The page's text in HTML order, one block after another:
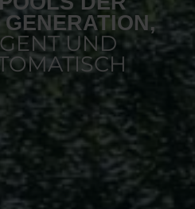
UND